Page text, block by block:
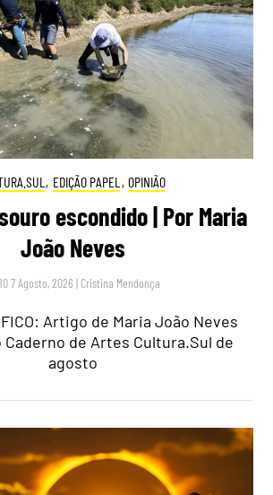
, EDIÇÃO PAPEL , OPINIÃO
escondido | Por Maria
João Neves
7 Agosto, 2026 | Cristina Mendonça
Artigo de Maria João Neves
Caderno de Artes Cultura.Sul de
agosto